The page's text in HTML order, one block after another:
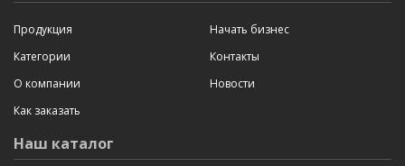
Продукция
Категории
О компании
Как заказать
Начать бизнес
Контакты
Новости
Наш каталог